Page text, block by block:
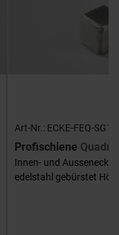
Art-Nr.: ECKE-FEQ-
Profischiene
Innen- und Aussenecke
edelstahl gebürstet